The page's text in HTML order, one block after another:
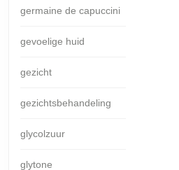
germaine de capuccini
gevoelige huid
gezicht
gezichtsbehandeling
glycolzuur
glytone